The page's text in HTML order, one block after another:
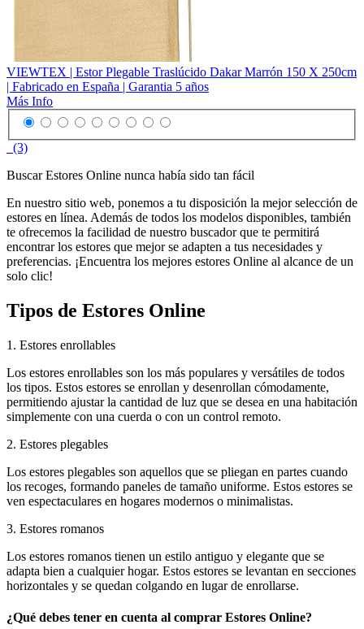
VIEWTEX | Estor Plegable Traslúcido Dakar Marrón 150 X 250cm
| Fabricado en España | Garantia 5 años
Más Info
(3)
Buscar Estores Online nunca había sido tan fácil
En nuestro sitio web, ponemos a tu disposición la mejor selección de
estores en línea. Además de todos los modelos disponibles, también
te ofrecemos la facilidad de nuestro buscador que te permitirá
encontrar los estores que mejor se adapten a tus necesidades y
preferencias. ¡Encuentra los mejores estores Online al alcance de un
solo clic!
Tipos de Estores Online
1. Estores enrollables
Los estores enrollables son los más populares y versátiles de todos
los tipos. Estos estores se enrollan y desenrollan cómodamente,
permitiendo ajustar la cantidad de luz que se desea en una habitación
simplemente con una cuerda o con un control remoto.
2. Estores plegables
Los estores plegables son aquellos que se pliegan en partes cuando
los recoges, formando paneles de tamaño uniforme. Estos estores se
ven espectaculares en hogares modernos o minimalistas.
3. Estores romanos
Los estores romanos tienen un estilo antiguo y elegante que se
adapta bien a cualquier hogar. Estos estores se levantan en secciones
horizontales y se quedan colgando en lugar de enrollarse.
¿Qué debes tener en cuenta al comprar Estores Online?